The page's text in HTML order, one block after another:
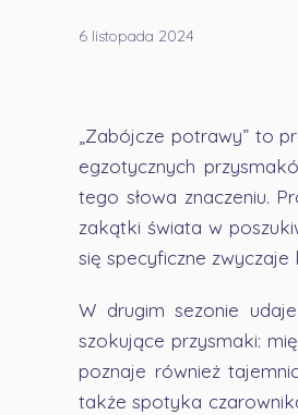
6 listopada 2024
„Zabójcze potrawy” to
egzotycznych
tego słowa znaczeniu.
zakątki świata w
się specyficzne zwyczaje
W drugim sezonie
szokujące przysmaki:
poznaje również
także spotyka